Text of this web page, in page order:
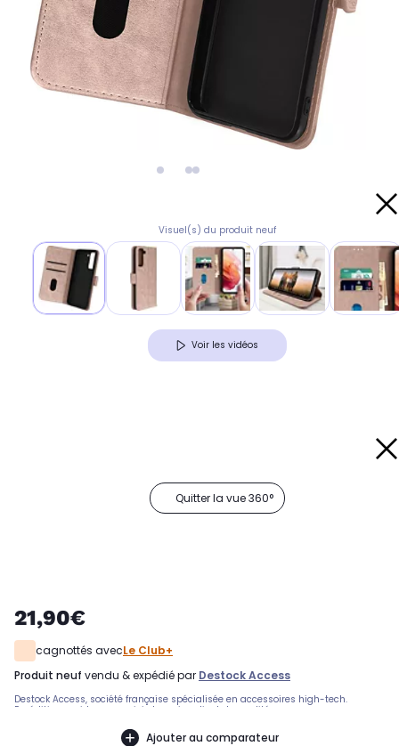
Visuel(s) du produit neuf
Voir les vidéos
Quitter la vue 360°
21,90€
cagnottés avecLe Club+
produit neuf vendu & expédié par Destock Access
Destock Access, société française spécialisée en accessoires high-tech.
Expédition rapide avec suivi et service client de qualité.
Ajouter au comparateur